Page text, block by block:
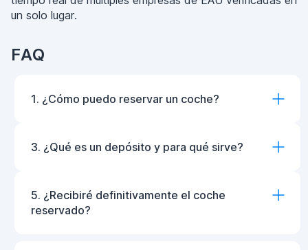
un solo lugar.
FAQ
1. ¿Cómo puedo reservar un coche?
3. ¿Qué es un depósito y para qué sirve?
5. ¿Recibiré definitivamente el coche
reservado?